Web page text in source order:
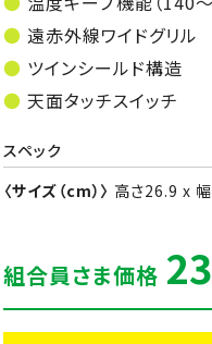
遠赤外線ワイドグリル
ツインシールド構造
天面タッチスイッチ
スペック
〈サイズ（cm）〉 高さ26.9 x
組合員さま価格